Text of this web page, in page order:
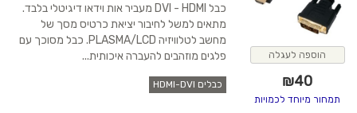
כבל DVI - HDMI מעביר אות וידאו דיגיטלי בלבד.
מתאים למשל לחיבור יציאת כרטיס מסך של
מחשב לטלוויזיה PLASMA/LCD. כבל מסוכך עם
פלגים מוזהבים להעברה איכותית...
כבלים HDMI-DVI